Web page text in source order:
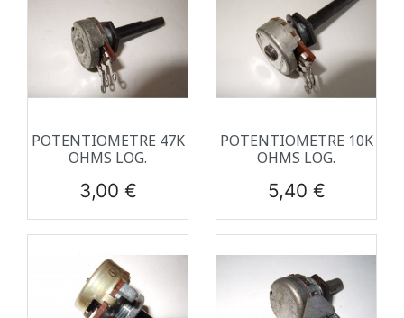
POTENTIOMETRE 47K
OHMS LOG.
Prix
3,00 €
POTENTIOMETRE 10K
OHMS LOG.
Prix
5,40 €